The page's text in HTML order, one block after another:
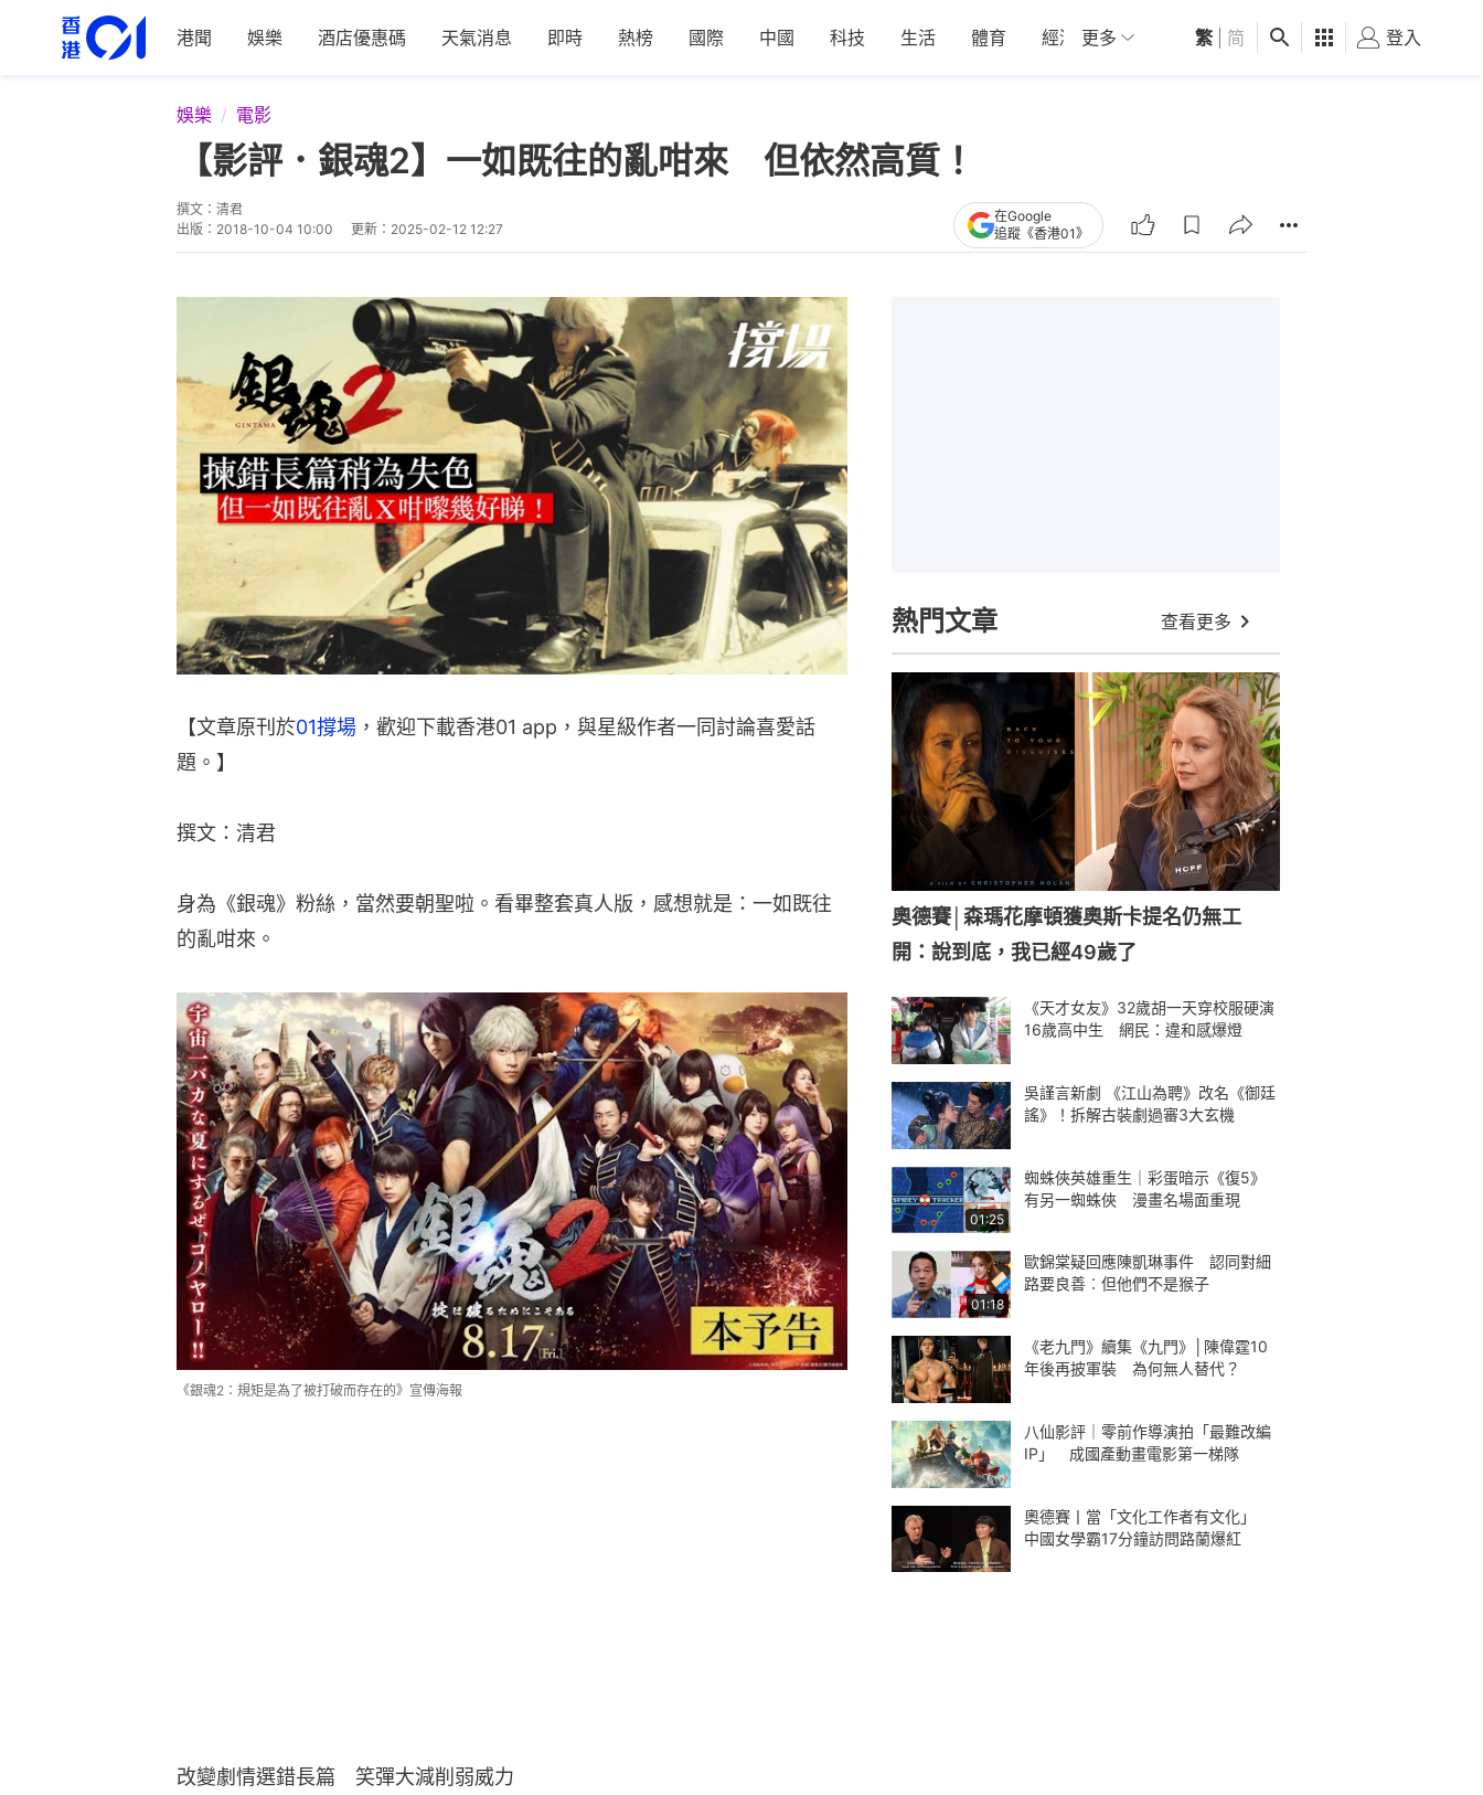
港聞 娛樂 酒店優惠碼 天氣消息 即時 熱榜 國際 中國 科技 生活 體育 經濟 01深圳 觀點 健康 好食玩飛
更多 繁 简 登入
娛樂 電影
【影評．銀魂2】一如既往的亂咁來 但依然高質！
撰文： 清君
出版： 2018-10-04 10:00 更新： 2025-02-12 12:27
在Google
追蹤《香港01》
【文章原刊於01撐場 ，歡迎下載香港01 app，與星級作者一同討論喜愛話
題。】
撰文：清君
身為《銀魂》粉絲，當然要朝聖啦。看畢整套真人版，感想就是：一如既往
的亂咁來。
《銀魂2：規矩是為了被打破而存在的》宣傳海報
改變劇情選錯長篇　笑彈大減削弱威力
熱門文章 查看更多
奧德賽│森瑪花摩頓獲奧斯卡提名仍無工
開：說到底，我已經49歲了
《天才女友》32歲胡一天穿校服硬演
16歲高中生 網民：違和感爆燈
吳謹言新劇 《江山為聘》改名《御廷
謠》！拆解古裝劇過審3大玄機
01:25
蜘蛛俠英雄重生｜彩蛋暗示《復5》
有另一蜘蛛俠 漫畫名場面重現
01:18
歐錦棠疑回應陳凱琳事件 認同對細
路要良善︰但他們不是猴子
《老九門》續集《九門》│陳偉霆10
年後再披軍裝 為何無人替代？
八仙影評｜零前作導演拍「最難改編
IP」 成國產動畫電影第一梯隊
奧德賽丨當「文化工作者有文化」
中國女學霸17分鐘訪問路蘭爆紅